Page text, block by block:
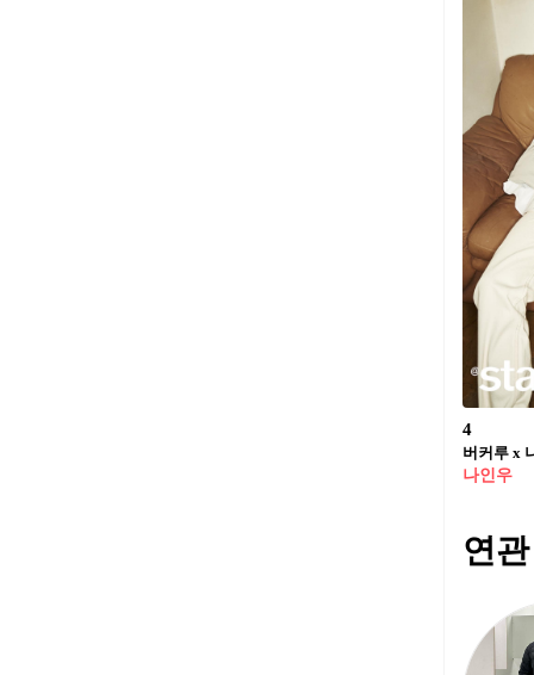
4
버커루 x
나인우
연